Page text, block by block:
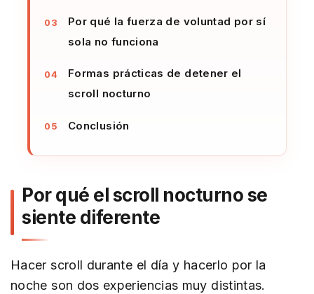
Por qué la fuerza de voluntad por sí
sola no funciona
Formas prácticas de detener el
scroll nocturno
Conclusión
Por qué el scroll nocturno se
siente diferente
Hacer scroll durante el día y hacerlo por la
noche son dos experiencias muy distintas.